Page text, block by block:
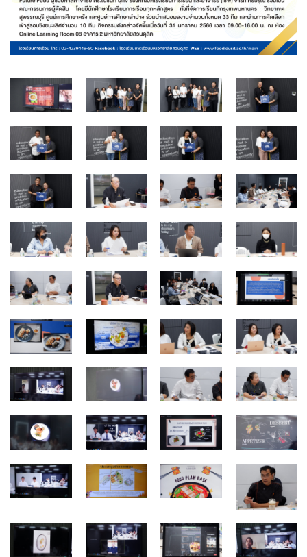
ทำเนียบคณบดี
ทิศทางการดำเนินงานของมหาวิทยาลัยสวนดุสิต
ทุนการศึกษา
นักศึกษา
บันทึกเทปกิจกรรม
บุคลากรสายวิชาการ
บุคลากรสายสนับสนุนวิชาการ
ประวัติ วิสัยทัศน์ พันธกิจ โรงเรียนการเรือน
ปริญญาตรี
ผู้ปกครอง
พันธมิตร
รวมเรื่องขนมไทย
รายงานผลการดำเนินงาน
วารสารวัฒนธรรมอาหารไทย
วีดีโอแนะนำ
สาขาวิชาการกำหนดและการประกอบอาหาร